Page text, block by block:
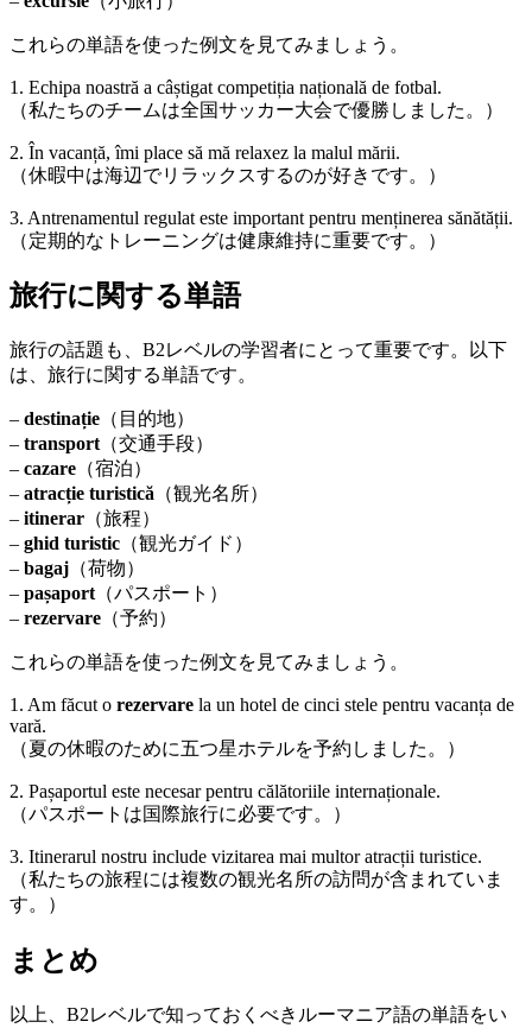
これらの単語を使った例文を見てみましょう。
1. Echipa noastră a câștigat competiția națională de fotbal.
（私たちのチームは全国サッカー大会で優勝しました。）
2. În vacanță, îmi place să mă relaxez la malul mării.
（休暇中は海辺でリラックスするのが好きです。）
3. Antrenamentul regulat este important pentru menținerea sănătății.
（定期的なトレーニングは健康維持に重要です。）
旅行に関する単語
旅行の話題も、B2レベルの学習者にとって重要です。以下
は、旅行に関する単語です。
– destinație （目的地）
– transport （交通手段）
– cazare （宿泊）
– atracție turistică （観光名所）
– itinerar （旅程）
– ghid turistic （観光ガイド）
– bagaj （荷物）
– pașaport （パスポート）
– rezervare （予約）
これらの単語を使った例文を見てみましょう。
1. Am făcut o rezervare la un hotel de cinci stele pentru vacanța de
vară.
（夏の休暇のために五つ星ホテルを予約しました。）
2. Pașaportul este necesar pentru călătoriile internaționale.
（パスポートは国際旅行に必要です。）
3. Itinerarul nostru include vizitarea mai multor atracții turistice.
（私たちの旅程には複数の観光名所の訪問が含まれていま
す。）
まとめ
以上、B2レベルで知っておくべきルーマニア語の単語をい